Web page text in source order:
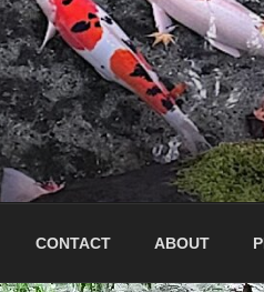
CONTACT ABOUT